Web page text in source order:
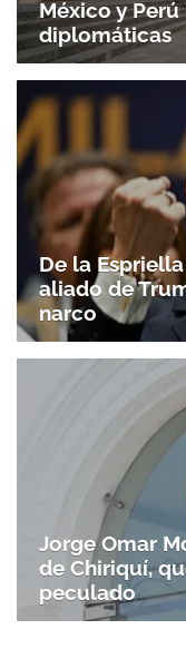
México y
diplomáticas
De la
aliado de
narco
Jorge Omar
de Chiriquí,
peculado